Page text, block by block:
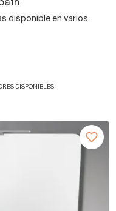
disponible en varios
DISPONIBLES